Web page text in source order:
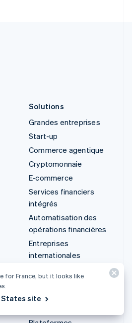
Solutions
Grandes entreprises
Start-up
Commerce agentique
Cryptomonnaie
E-commerce
Services financiers
intégrés
Automatisation des
opérations financières
Entreprises
internationales
l’application
Marketplaces
for France, but it looks like
site